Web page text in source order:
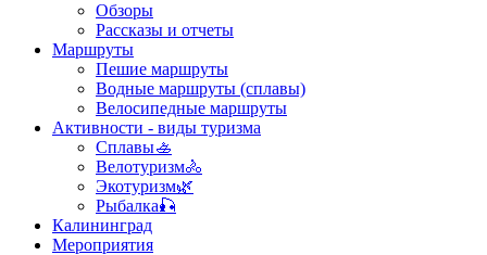
Обзоры
Рассказы и отчеты
Маршруты
Пешие маршруты
Водные маршруты (сплавы)
Велосипедные маршруты
Активности - виды туризма
Сплавы🚣
Велотуризм🚴
Экотуризм🌿
Рыбалка🎣
Калининград
Мероприятия